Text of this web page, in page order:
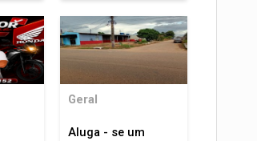
Geral
Aluga - se um